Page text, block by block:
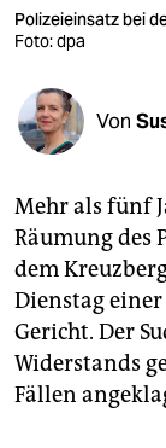
verlag
shop
fragen & hilfe
unterstützen
abo
genossenschaft
epaper login
Polizeieinsatz bei
Foto: dpa
Von
Mehr als fünf
Räumung des
dem
Dienstag
Gericht. Der
Widerstands
Fällen